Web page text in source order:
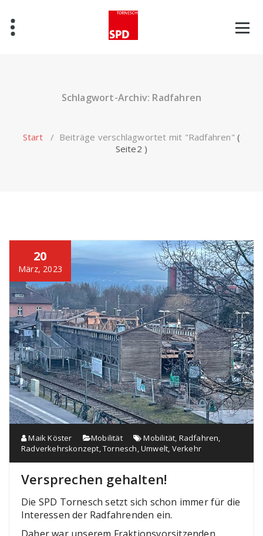
Inhalt
springen
Schlagwort-Archiv: Radfahren
Start / Beiträge verschlagwortet mit "Radfahren" (
Seite2 )
20
März, 2023
Maik Köster Mobilität Mobilität Radfahren
Radverkehrskonzept ,Tornesch ,Umwelt Verkehr
Versprechen gehalten!
Die SPD Tornesch setzt sich schon immer für die
Interessen der Radfahrenden ein.
Daher war unserem Fraktionsvorsitzenden